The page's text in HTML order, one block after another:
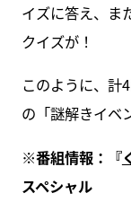
イズに答え、ま
クイズが！
このように、計
の「謎解きイベ
※番組情報：『
スペシャル